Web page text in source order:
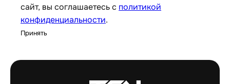
сайт, вы соглашаетесь с политикой
конфиденциальности.
Принять